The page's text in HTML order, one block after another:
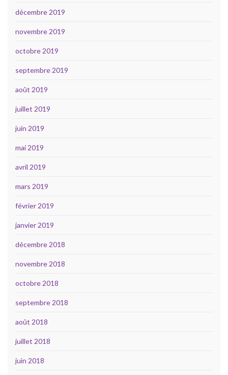
décembre 2019
novembre 2019
octobre 2019
septembre 2019
août 2019
juillet 2019
juin 2019
mai 2019
avril 2019
mars 2019
février 2019
janvier 2019
décembre 2018
novembre 2018
octobre 2018
septembre 2018
août 2018
juillet 2018
juin 2018